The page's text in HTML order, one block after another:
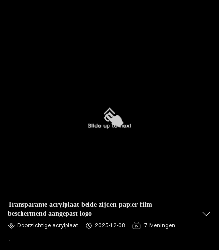
Transparante acrylplaat beide zijden papier film
beschermend aangepast logo
Doorzichtige acrylplaat 2025-12-08 7 Meningen